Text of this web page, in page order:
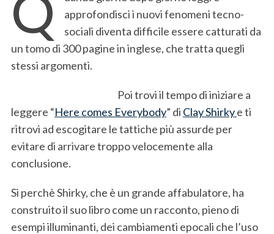
approfondisci i nuovi fenomeni tecno-
sociali diventa difficile essere catturati da
un tomo di 300 pagine in inglese, che tratta quegli
stessi argomenti.
Poi trovi il tempo di iniziare a
leggere “Here comes Everybody” di Clay Shirkye ti
ritrovi ad escogitare le tattiche più assurde per
evitare di arrivare troppo velocemente alla
conclusione.
Si perchè Shirky, che è un grande affabulatore, ha
construito il suo libro come un racconto, pieno di
esempi illuminanti, dei cambiamenti epocali che l’uso